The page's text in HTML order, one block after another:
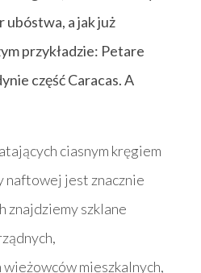
ubóstwa, a jak już
przykładzie: Petare
część Caracas. A
ciasnym kręgiem
naftowej jest znacznie
znajdziemy szklane
mieszkalnych,